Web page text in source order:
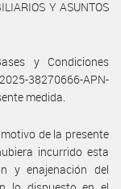
Y ASUNTOS
y Condiciones
38270666-APN-
medida.
de la presente
incurrido esta
y enajenación del